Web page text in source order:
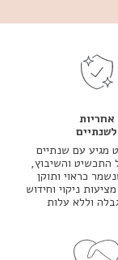
אחריות
לשנתיים
מגיע עם שנתיים
התכשיט והשיבוץ,
כראוי ותוקן
ניקוי וחידוש
וללא עלות